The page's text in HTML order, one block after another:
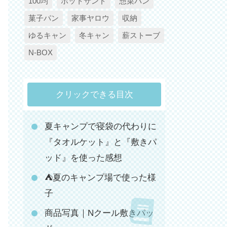
菓子パン
家事ヤロウ
収納
ゆるキャン
冬キャン
薪ストーブ
N-BOX
クリックできる目次
夏キャンプで寝袋の代わりに
『タオルケット』と『敷きパ
ッド』を使った感想
⛺️夏のキャンプ場で使った様
子
商品写真｜Nクール敷きパッ